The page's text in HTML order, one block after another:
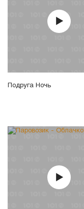
Подруга Ночь